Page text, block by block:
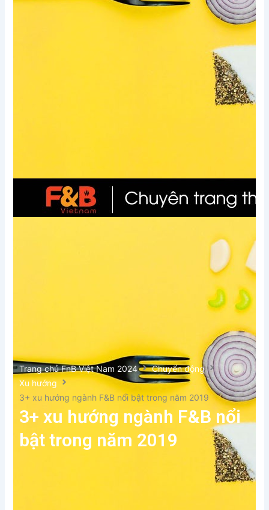
Xem thêm
Trang chủ FnB Việt Nam 2024
Chuyển động
Xu hướng
3+ xu hướng ngành F&B nổi bật trong năm 2019
3+ xu hướng ngành F&B nổi
bật trong năm 2019